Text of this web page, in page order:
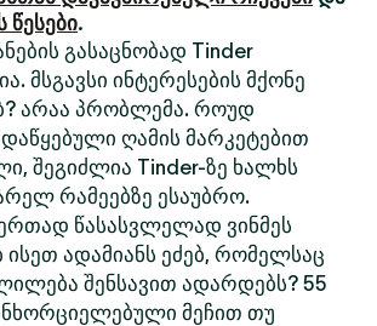
წესები.
გასაცნობად Tinder
მსგავსი ინტერესების მქონე
არაა პრობლემა. როუდ
ღამის მარკეტებით
შეგიძლია Tinder-ზე ხალხს
რამეებზე ესაუბრო.
წასასვლელად ვინმეს
ისეთ ადამიანს ეძებ, რომელსაც
შენსავით ადარდებს? 55
მეჩით თუ